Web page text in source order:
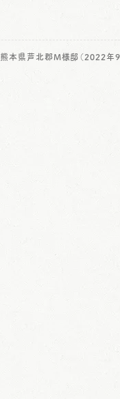
熊本県芦北郡M様邸（2022年9